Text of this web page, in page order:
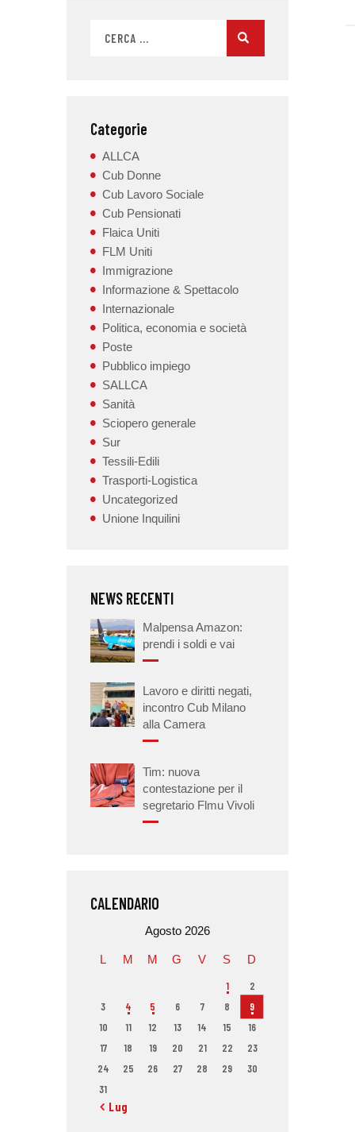
Categorie
ALLCA
Cub Donne
Cub Lavoro Sociale
Cub Pensionati
Flaica Uniti
FLM Uniti
Immigrazione
Informazione & Spettacolo
Internazionale
Politica, economia e società
Poste
Pubblico impiego
SALLCA
Sanità
Sciopero generale
Sur
Tessili-Edili
Trasporti-Logistica
Uncategorized
Unione Inquilini
NEWS RECENTI
Malpensa Amazon:
prendi i soldi e vai
Lavoro e diritti negati,
incontro Cub Milano
alla Camera
Tim: nuova
contestazione per il
segretario Flmu Vivoli
CALENDARIO
Agosto 2026
L M M G V S D
1
2
3
4 5 6 7 8
9
10
11 12 13 14 15
16
17
18 19 20 21 22
23
24
25 26 27 28 29
30
31
« Lug